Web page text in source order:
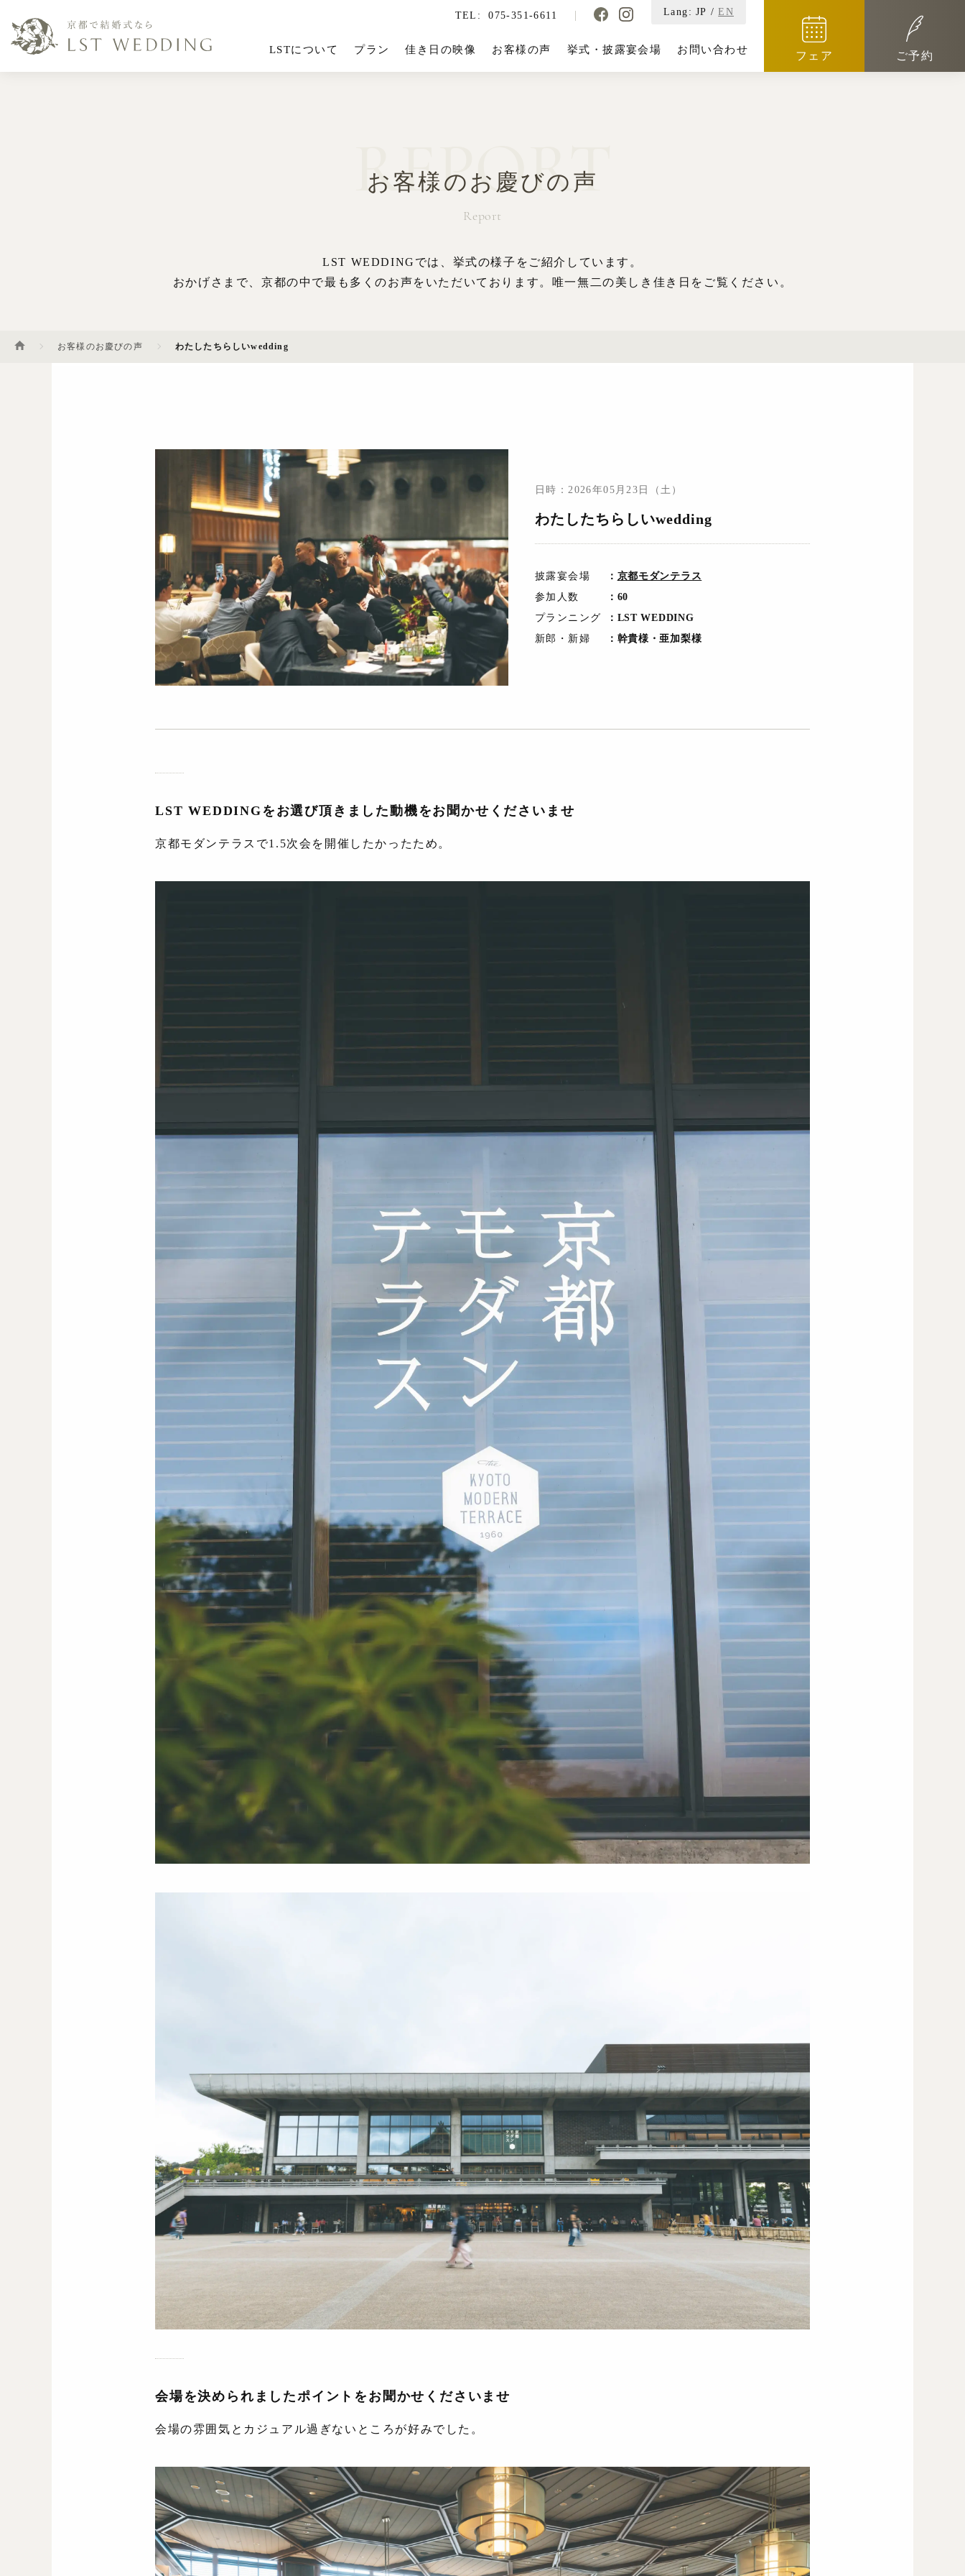
TEL: 075-351-6611 Lang: JP / EN
LSTについて プラン 佳き日の映像 お客様の声 挙式・披露宴会場 お問い合わせ フェア ご予約
お客様のお慶びの声
Report
REPORT
LST WEDDINGでは、挙式の様子をご紹介しています。
おかげさまで、京都の中で最も多くのお声をいただいております。唯一無二の美しき佳き日をご覧ください。
お客様のお慶びの声 わたしたちらしいwedding
日時：2026年05月23日（土）
わたしたちらしいwedding
披露宴会場 ： 京都モダンテラス
参加人数
：60
プランニング
：LST WEDDING
新郎・新婦
：幹貴様・亜加梨様
LST WEDDINGをお選び頂きました動機をお聞かせくださいませ
京都モダンテラスで1.5次会を開催したかったため。
会場を決められましたポイントをお聞かせくださいませ
会場の雰囲気とカジュアル過ぎないところが好みでした。